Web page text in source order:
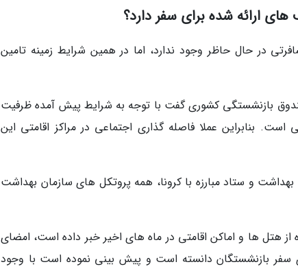
های ارائه شده برای سفر دارد؟
در حال حاظر وجود ندارد، اما در همین شرایط زمینه تامین
بازنشستگی کشوری گفت با توجه به شرایط پیش آمده ظرفیت
بنابراین عملا فاصله گذاری اجتماعی در مراکز اقامتی این
و ستاد مبارزه با کرونا، همه پروتکل های سازمان بهداشت
از هتل ها و اماکن اقامتی در ماه های اخیر خبر داده است، امضای
سفر بازنشستگان دانسته است و پیش بینی نموده است با وجود